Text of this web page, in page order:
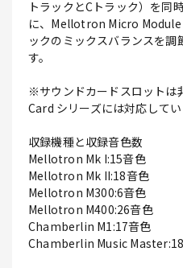
トラックとCトラック）を同
に、Mellotron Micro Module
ックのミックスバランスを
す。
※サウンドカードスロット
Card シリーズには対応してい
収録機種と収録音色数
Mellotron Mk I:15音色
Mellotron Mk II:18音色
Mellotron M300:6音色
Mellotron M400:26音色
Chamberlin M1:17音色
Chamberlin Music